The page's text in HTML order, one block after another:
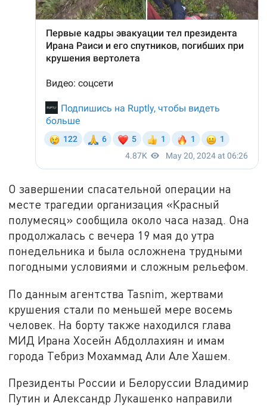
О завершении спасательной операции на
месте трагедии организация «Красный
полумесяц» сообщила около часа назад. Она
продолжалась с вечера 19 мая до утра
понедельника и была осложнена трудными
погодными условиями и сложным рельефом.
По данным агентства Tasnim, жертвами
крушения стали по меньшей мере восемь
человек. На борту также находился глава
МИД Ирана Хосейн Абдоллахиян и имам
города Тебриз Мохаммад Али Але Хашем.
Президенты России и Белоруссии Владимир
Путин и Александр Лукашенко направили